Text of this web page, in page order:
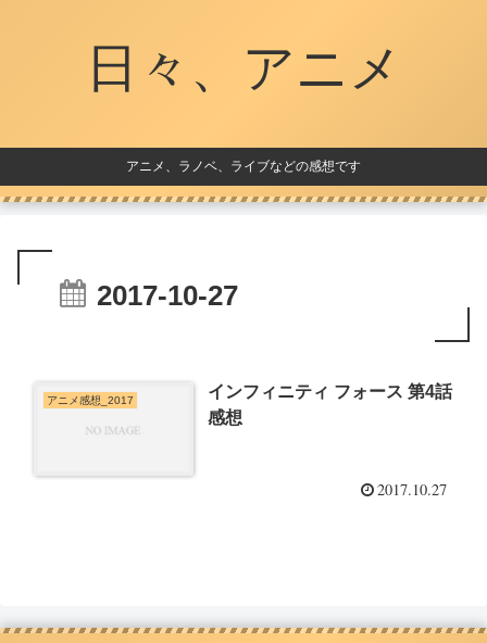
日々、アニメ
アニメ、ラノベ、ライブなどの感想です
2017-10-27
アニメ感想_2017
インフィニティ フォース 第4話
感想
2017.10.27